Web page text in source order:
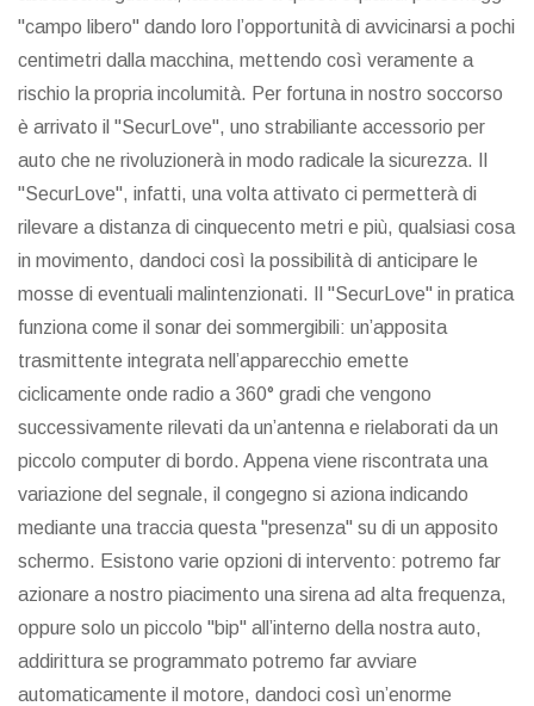
"campo libero" dando loro l’opportunità di avvicinarsi a pochi
centimetri dalla macchina, mettendo così veramente a
rischio la propria incolumità. Per fortuna in nostro soccorso
è arrivato il "SecurLove", uno strabiliante accessorio per
auto che ne rivoluzionerà in modo radicale la sicurezza. Il
"SecurLove", infatti, una volta attivato ci permetterà di
rilevare a distanza di cinquecento metri e più, qualsiasi cosa
in movimento, dandoci così la possibilità di anticipare le
mosse di eventuali malintenzionati. Il "SecurLove" in pratica
funziona come il sonar dei sommergibili: un’apposita
trasmittente integrata nell’apparecchio emette
ciclicamente onde radio a 360° gradi che vengono
successivamente rilevati da un’antenna e rielaborati da un
piccolo computer di bordo. Appena viene riscontrata una
variazione del segnale, il congegno si aziona indicando
mediante una traccia questa "presenza" su di un apposito
schermo. Esistono varie opzioni di intervento: potremo far
azionare a nostro piacimento una sirena ad alta frequenza,
oppure solo un piccolo "bip" all’interno della nostra auto,
addirittura se programmato potremo far avviare
automaticamente il motore, dandoci così un’enorme